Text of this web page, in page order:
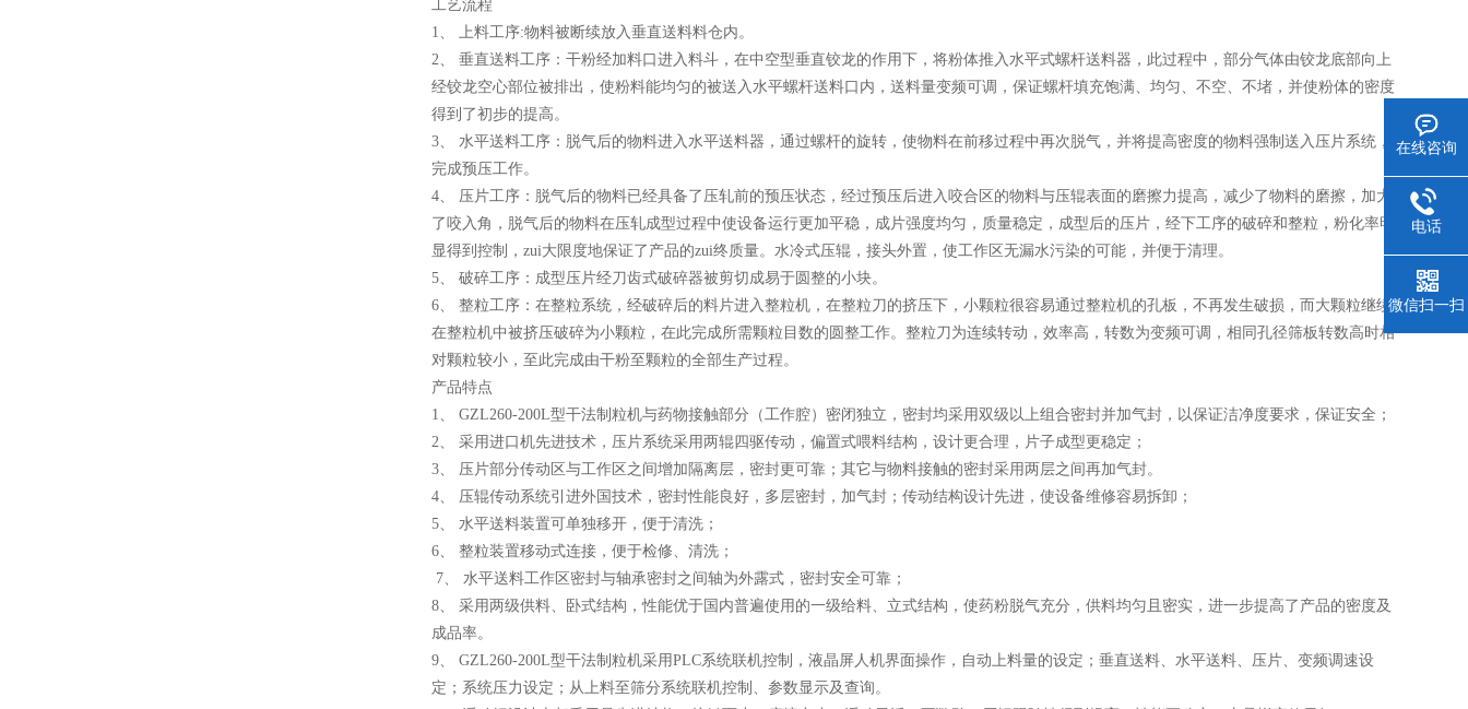
工艺流程
1、 上料工序:物料被断续放入垂直送料料仓内。
2、 垂直送料工序：干粉经加料口进入料斗，在中空型垂直铰龙的作用下，将粉体推入水平式螺杆送料器，此过程中，部分气体由铰龙底部向上
经铰龙空心部位被排出，使粉料能均匀的被送入水平螺杆送料口内，送料量变频可调，保证螺杆填充饱满、均匀、不空、不堵，并使粉体的密度
得到了初步的提高。
3、 水平送料工序：脱气后的物料进入水平送料器，通过螺杆的旋转，使物料在前移过程中再次脱气，并将提高密度的物料强制送入压片系统，
完成预压工作。
4、 压片工序：脱气后的物料已经具备了压轧前的预压状态，经过预压后进入咬合区的物料与压辊表面的磨擦力提高，减少了物料的磨擦，加大
了咬入角，脱气后的物料在压轧成型过程中使设备运行更加平稳，成片强度均匀，质量稳定，成型后的压片，经下工序的破碎和整粒，粉化率明
显得到控制，zui大限度地保证了产品的zui终质量。水冷式压辊，接头外置，使工作区无漏水污染的可能，并便于清理。
5、 破碎工序：成型压片经刀齿式破碎器被剪切成易于圆整的小块。
6、 整粒工序：在整粒系统，经破碎后的料片进入整粒机，在整粒刀的挤压下，小颗粒很容易通过整粒机的孔板，不再发生破损，而大颗粒继续
在整粒机中被挤压破碎为小颗粒，在此完成所需颗粒目数的圆整工作。整粒刀为连续转动，效率高，转数为变频可调，相同孔径筛板转数高时相
对颗粒较小，至此完成由干粉至颗粒的全部生产过程。
产品特点
1、 GZL260-200L型干法制粒机与药物接触部分（工作腔）密闭独立，密封均采用双级以上组合密封并加气封，以保证洁净度要求，保证安全；
2、 采用进口机先进技术，压片系统采用两辊四驱传动，偏置式喂料结构，设计更合理，片子成型更稳定；
3、 压片部分传动区与工作区之间增加隔离层，密封更可靠；其它与物料接触的密封采用两层之间再加气封。
4、 压辊传动系统引进外国技术，密封性能良好，多层密封，加气封；传动结构设计先进，使设备维修容易拆卸；
5、 水平送料装置可单独移开，便于清洗；
6、 整粒装置移动式连接，便于检修、清洗；
7、 水平送料工作区密封与轴承密封之间轴为外露式，密封安全可靠；
8、 采用两级供料、卧式结构，性能优于国内普遍使用的一级给料、立式结构，使药粉脱气充分，供料均匀且密实，进一步提高了产品的密度及
成品率。
9、 GZL260-200L型干法制粒机采用PLC系统联机控制，液晶屏人机界面操作，自动上料量的设定；垂直送料、水平送料、压片、变频调速设
定；系统压力设定；从上料至筛分系统联机控制、参数显示及查询。
在线咨询
电话
微信扫一扫